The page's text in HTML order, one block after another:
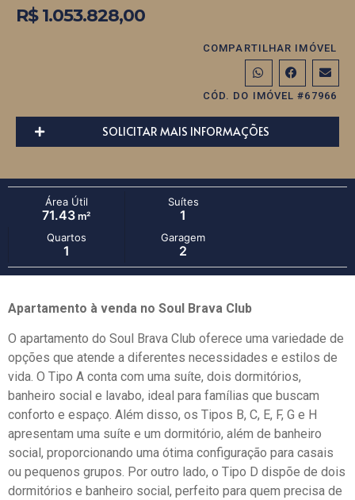
R$ 1.053.828,00
COMPARTILHAR IMÓVEL
CÓD. DO IMÓVEL #67966
SOLICITAR MAIS INFORMAÇÕES
Área Útil
71.43 m²
Suítes
1
Quartos
1
Garagem
2
Apartamento à venda no Soul Brava Club
O apartamento do Soul Brava Club oferece uma variedade de
opções que atende a diferentes necessidades e estilos de
vida. O Tipo A conta com uma suíte, dois dormitórios,
banheiro social e lavabo, ideal para famílias que buscam
conforto e espaço. Além disso, os Tipos B, C, E, F, G e H
apresentam uma suíte e um dormitório, além de banheiro
social, proporcionando uma ótima configuração para casais
ou pequenos grupos. Por outro lado, o Tipo D dispõe de dois
dormitórios e banheiro social, perfeito para quem precisa de